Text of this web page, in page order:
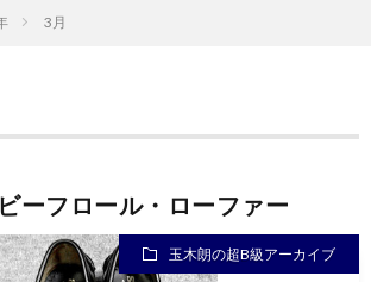
3月
ーフロール・ローファー
玉木朗の超B級アーカイブ